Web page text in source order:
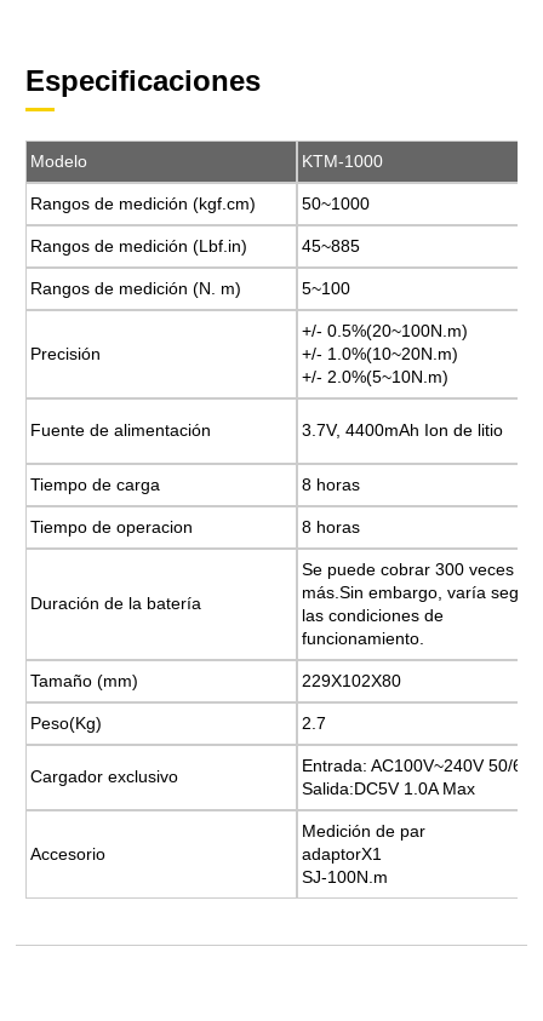
Especificaciones
Modelo KTM-1000
Rangos de medición (kgf.cm) 50~1000
Rangos de medición (Lbf.in) 45~885
Rangos de medición (N. m) 5~100
Precisión
+/- 0.5%(20~100N.m)
+/- 1.0%(10~20N.m)
+/- 2.0%(5~10N.m)
Fuente de alimentación 3.7V, 4400mAh Ion de litio
Tiempo de carga 8 horas
Tiempo de operacion 8 horas
Duración de la batería
Se puede cobrar 300 veces o
más.Sin embargo, varía según
las condiciones de
funcionamiento.
Tamaño (mm) 229X102X80
Peso(Kg) 2.7
Cargador exclusivo
Entrada: AC100V~240V 50/
Salida:DC5V 1.0A Max
Accesorio
Medición de par
adaptorX1
SJ-100N.m
Modelo KTM-1000
Rangos de medición (kgf.cm) 50~1000
Rangos de medición (Lbf.in) 45~885
Rangos de medición (N. m) 5~100
Precisión
+/- 0.5%(20~100N.m)
+/- 1.0%(10~20N.m)
+/- 2.0%(5~10N.m)
Fuente de alimentación 3.7V, 4400mAh Ion de litio
Tiempo de carga 8 horas
Tiempo de operacion 8 horas
Duración de la batería
Se puede cobrar 300 veces o
más.Sin embargo, varía según
las condiciones de
funcionamiento.
Tamaño (mm) 229X102X80
Peso(Kg) 2.7
Cargador exclusivo
Entrada: AC100V~240V 50/
Salida:DC5V 1.0A Max
Accesorio
Medición de par
adaptorX1
SJ-100N.m